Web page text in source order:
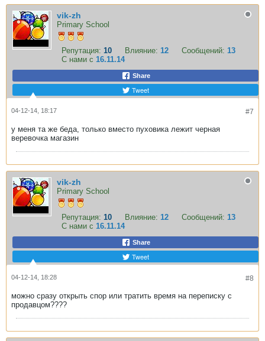
vik-zh
Primary School
Репутация: 10 Влияние: 12 Сообщений: 13
С нами с 16.11.14
Share
Tweet
#7
04-12-14, 18:17
у меня та же беда, только вместо пуховика лежит черная
веревочка магазин
vik-zh
Primary School
Репутация: 10 Влияние: 12 Сообщений: 13
С нами с 16.11.14
Share
Tweet
#8
04-12-14, 18:28
можно сразу открыть спор или тратить время на переписку с
продавцом????